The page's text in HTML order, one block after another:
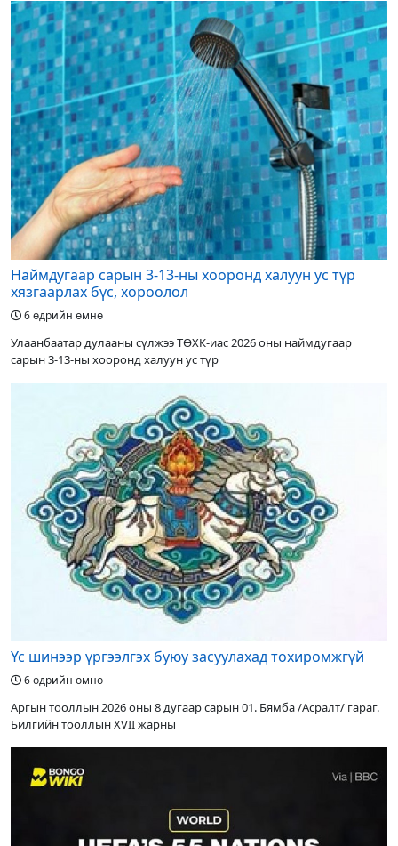
Наймдугаар сарын 3-13-ны хооронд халуун ус түр
хязгаарлах бүс, хороолол
6 өдрийн өмнө
Улаанбаатар дулааны сүлжээ ТӨХК-иас 2026 оны наймдугаар
сарын 3-13-ны хооронд халуун ус түр
Үс шинээр үргээлгэх буюу засуулахад тохиромжгүй
6 өдрийн өмнө
Аргын тооллын 2026 оны 8 дугаар сарын 01. Бямба /Асралт/ гараг.
Билгийн тооллын XVII жарны